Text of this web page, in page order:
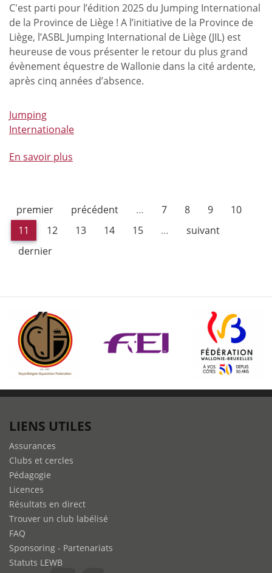
C'est parti pour l’édition 2025 du Jumping International
de la Province de Liège ! A l’initiative de la Province de
Liège, l’ASBL Jumping International de Liège (JIL) est
heureuse de vous présenter le retour du plus grand
évènement équestre de Wallonie dans la cité ardente,
après cinq années d’absence.
Jumping
Internationale
En savoir plus
Jumping
International
premier précédent … 7 8 9
10
11
12 13 14 15 …
suivant
dernier
LIENS UTILES
Assurances
Clubs et cercles
Pédagogie
Licences
Résultats en direct
Trouver un club labélisé
FAQ
Sponsoring - Partenariats
Statuts LEWB